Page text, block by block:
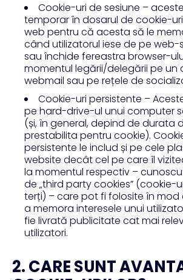
Cookie-uri de sesiune –
temporar în dosarul de cookie-
web pentru că acesta să le
când utilizatorul iese de pe web-
sau închide fereastra browser-
momentul legării/delegării pe un
webmail sau pe rețele de
Cookie-uri persistente –
pe hard-drive-ul unui computer
(și, în general, depind de durata
prestabilita pentru cookie).
persistente le includ și pe cele
website decât cel pe care îl
la momentul respectiv –
de „third party cookies” (cookie-
terți) – care pot fi folosite în mod
a memora interesele unui
fie livrată publicitate cat mai
utilizatori.
2. CARE SUNT